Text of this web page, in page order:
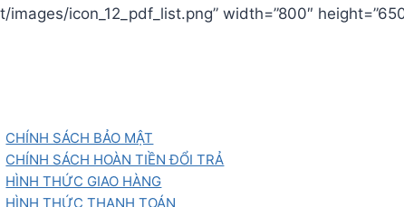
icon_12_pdf_list.png” width=”800″
CHÍNH SÁCH BẢO MẬT
CHÍNH SÁCH HOÀN TIỀN ĐỔI TRẢ
HÌNH THỨC GIAO HÀNG
HÌNH THỨC THANH TOÁN